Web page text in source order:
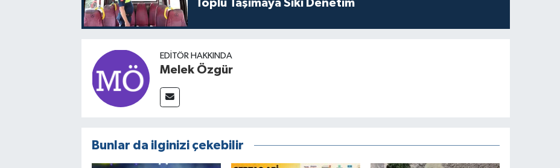
Toplu Taşımaya Sıkı Denetim
EDITÖR HAKKINDA
Melek Özgür
Bunlar da ilginizi çekebilir